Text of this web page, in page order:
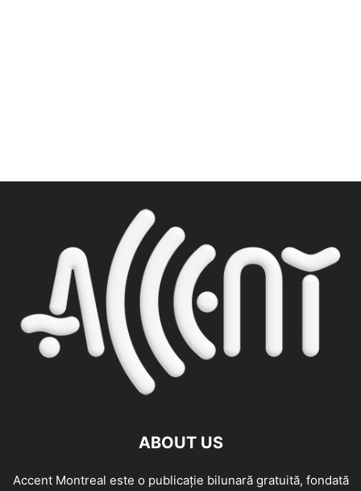
ABOUT US
Accent Montreal este o publicație bilunară gratuită, fondată